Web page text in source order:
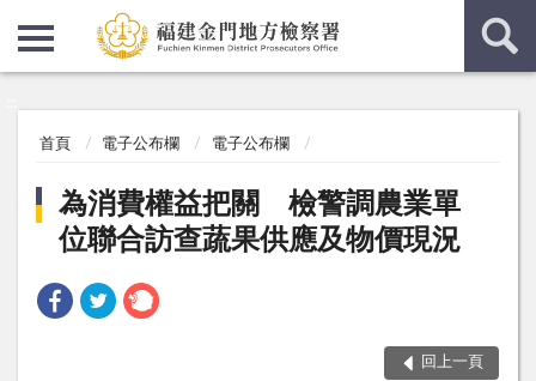
首頁 電子公布欄 電子公布欄
為消費權益把關 檢警調農業單
位聯合訪查蔬果供應及物價現況
回上一頁